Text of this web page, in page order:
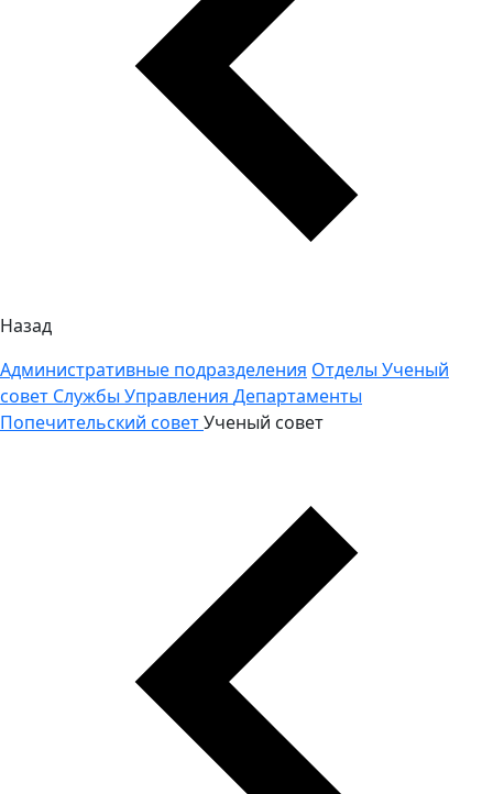
Назад
Административные подразделения Отделы Ученый
совет Службы Управления Департаменты
Попечительский советУченый совет